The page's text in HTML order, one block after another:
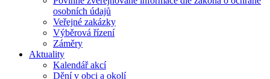
osobních údajů
Veřejné zakázky
Výběrová řízení
Záměry
Aktuality
Kalendář akcí
Dění v obci a okolí